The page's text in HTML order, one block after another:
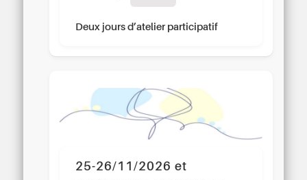
Deux jours d’atelier participatif
25-26/11/2026 et